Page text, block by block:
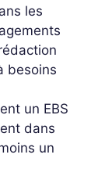
les
besoins
un EBS
dans
un